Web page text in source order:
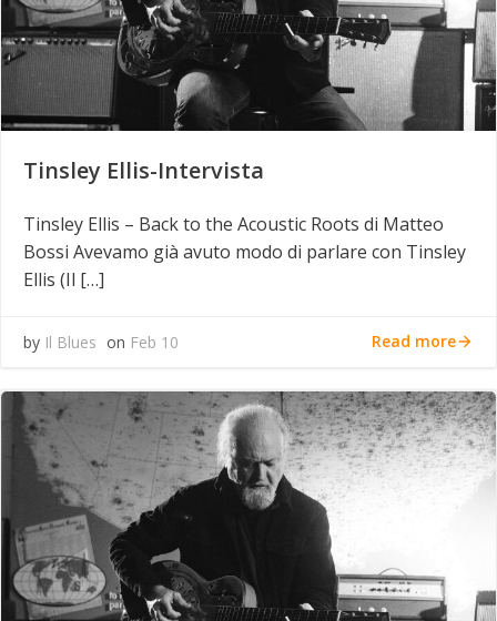
Tinsley Ellis-Intervista
Tinsley Ellis – Back to the Acoustic Roots di Matteo
Bossi Avevamo già avuto modo di parlare con Tinsley
Ellis (Il […]
by Il Blues on Feb 10 Read more